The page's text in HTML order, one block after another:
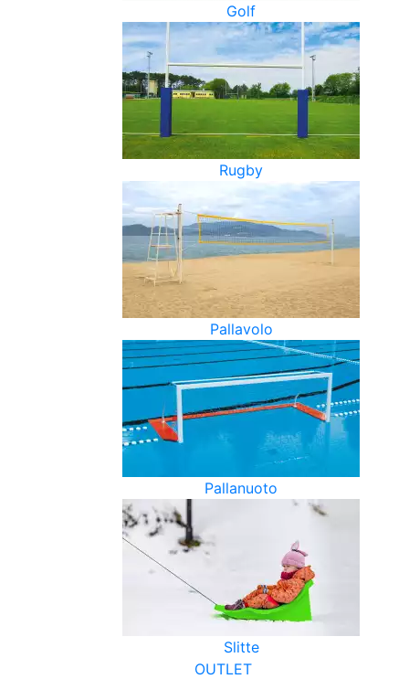
Golf
Rugby
Pallavolo
Pallanuoto
Slitte
OUTLET